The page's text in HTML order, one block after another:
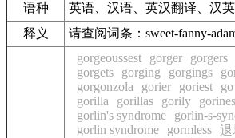
语种
英语、汉语、英汉翻译、汉
释义
请查阅词条：sweet-fanny-
gorgeoussest gorger gorgers
gorgets
gorging gorgings
gorgonzola
gorier goriest
gorilla
gorillas gorily
gorlin's syndrome
gorlin-s-
gorlin syndrome
gormless 退